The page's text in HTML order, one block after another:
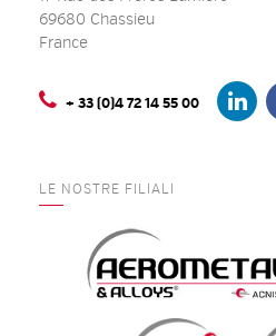
69680 Chassieu
France
+ 33 (0)4 72 14 55 00
LE NOSTRE FILIALI